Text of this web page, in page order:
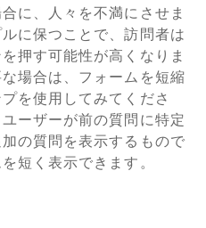
に、人々を不満にさせま
に保つことで、訪問者は
押す可能性が高くなりま
場合は、フォームを短縮
を使用してみてくださ
ーザーが前の質問に特定
の質問を表示するもので
短く表示できます。